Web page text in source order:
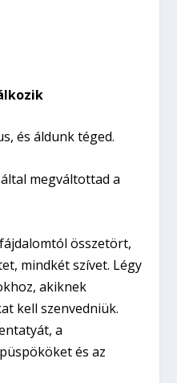
és áldunk téged.
megváltottad a
összetört,
mindkét szívet. Légy
akiknek
kell szenvedniük.
a
és az